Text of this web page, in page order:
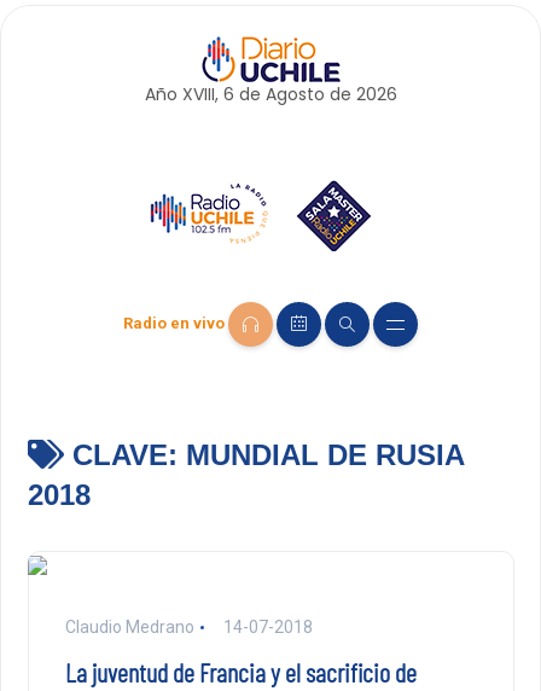
Año XVIII, 6 de Agosto de 2026
Radio en vivo
CLAVE: MUNDIAL DE RUSIA
2018
Claudio Medrano 14-07-2018
La juventud de Francia y el sacrificio de